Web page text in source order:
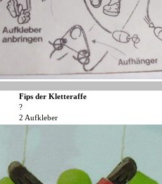
Fips der Kletteraffe
?
2 Aufkleber